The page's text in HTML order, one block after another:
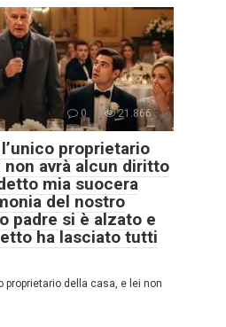
0 21.866
proprietario
non avrà alcun diritto
mia suocera
del nostro
padre si è alzato e
ha lasciato tutti
proprietario della casa, e lei non